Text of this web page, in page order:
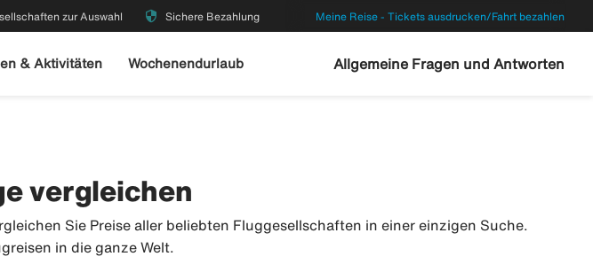
zur Auswahl security Sichere Bezahlung Meine Reise - Tickets ausdrucken/Fahrt bezahlen
& Aktivitäten Wochenendurlaub Allgemeine Fragen und Antworten
vergleichen
Sie Preise aller beliebten Fluggesellschaften in einer einzigen Suche.
in die ganze Welt.